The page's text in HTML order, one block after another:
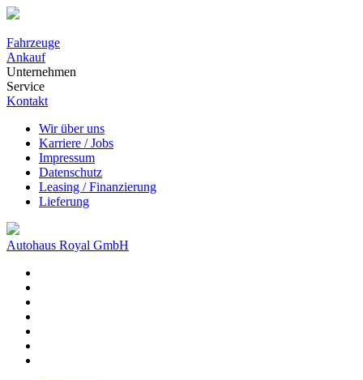
Fahrzeuge
Ankauf
Unternehmen
Service
Kontakt
Wir über uns
Karriere / Jobs
Impressum
Datenschutz
Leasing / Finanzierung
Lieferung
Autohaus Royal GmbH